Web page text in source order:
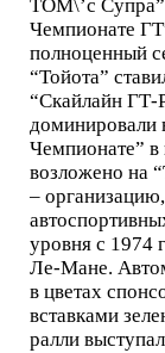
ТОМ\’с Супра”
Чемпионате
полноценный
“Тойота”
“Скайлайн ГТ-
доминировали
Чемпионате” в
возложено на
–
уровня с 1974
Ле-Мане.
в цветах
вставками
ралли